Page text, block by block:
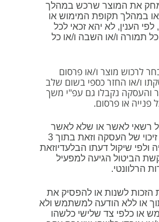
את המוצר שרכש במהלך
במהלך תקופת המימוש או
הענין, לא יהא זכאי לכל
כל תמורה ו/או השבה ו/או כל
לרכוש מוצר ו/או פרסום
ו/או החזר כספי בשום שלב
והעסקה נקבלו גם עפ"י משך
פנייה או פרסום.
רשאי לאשר או שלא לאשר
הקפאה ו/או הפסקה ו/או זיכוי של העסקה וזאת בתוך 3
ולפי שיקול דעתו הבלעדיוזאת
הביטול הגיעה למפעיל
הרלוונטי.
לשנות או להפסיק את
או ללא הודעה למשתמש ולא
או כלפי צד שלישי כלשהו